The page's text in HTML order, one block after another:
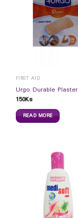
FIRST AID
Urgo Durable Plaster
150Ks
READ MORE